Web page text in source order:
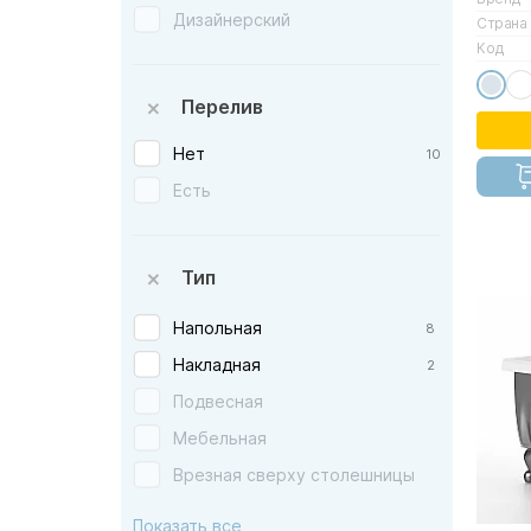
Cersanit — Польша
Creavit — Турция
D&K — Германия
Devon&Devon — Италия
Duravit — Германия
Esbano — Испания
Excellent — Польша
GSI — Италия
Galassia — Италия
Geberit — Швейцария
Globo — Италия
Дизайнерский
Перелив
Нет 10
Есть
Тип
Напольная 8
Накладная 2
Подвесная
Мебельная
Врезная сверху столешницы
Показать все
Страна
Код